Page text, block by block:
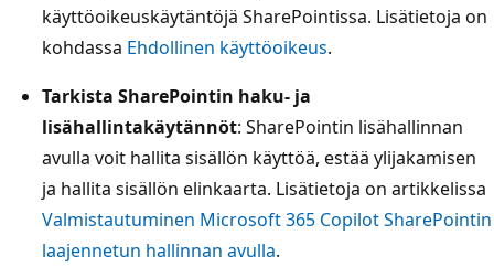
käyttöoikeuskäytäntöjä SharePointissa. Lisätietoja on
kohdassa Ehdollinen käyttöoikeus.
Tarkista SharePointin haku- ja
lisähallintakäytännöt: SharePointin lisähallinnan
avulla voit hallita sisällön käyttöä, estää ylijakamisen
ja hallita sisällön elinkaarta. Lisätietoja on artikkelissa
Valmistautuminen Microsoft 365 Copilot SharePointin
laajennetun hallinnan avulla.